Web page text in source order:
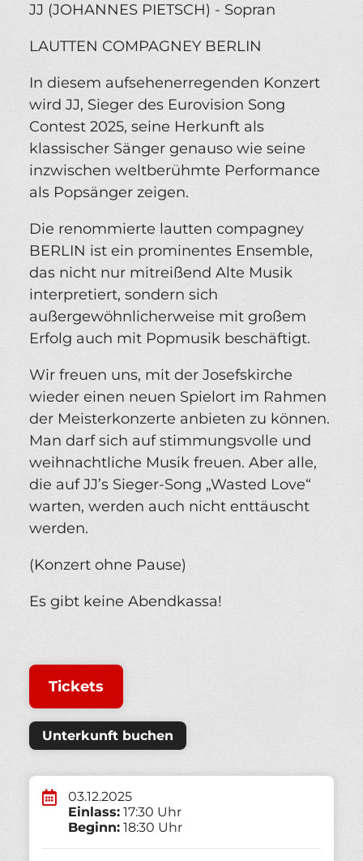
JJ (JOHANNES PIETSCH) - Sopran
LAUTTEN COMPAGNEY BERLIN
In diesem aufsehenerregenden Konzert
wird JJ, Sieger des Eurovision Song
Contest 2025, seine Herkunft als
klassischer Sänger genauso wie seine
inzwischen weltberühmte Performance
als Popsänger zeigen.
Die renommierte lautten compagney
BERLIN ist ein prominentes Ensemble,
das nicht nur mitreißend Alte Musik
interpretiert, sondern sich
außergewöhnlicherweise mit großem
Erfolg auch mit Popmusik beschäftigt.
Wir freuen uns, mit der Josefskirche
wieder einen neuen Spielort im Rahmen
der Meisterkonzerte anbieten zu können.
Man darf sich auf stimmungsvolle und
weihnachtliche Musik freuen. Aber alle,
die auf JJ’s Sieger-Song „Wasted Love“
warten, werden auch nicht enttäuscht
werden.
(Konzert ohne Pause)
Es gibt keine Abendkassa!
Tickets
Unterkunft buchen
03.12.2025
Einlass: 17:30 Uhr
Beginn: 18:30 Uhr